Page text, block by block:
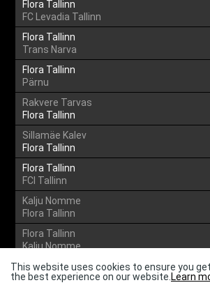
Flora Tallinn
FC Levadia Tallinn
Flora Tallinn
Trans Narva
Flora Tallinn
Pärnu
Rakvere Tarvas
Flora Tallinn
Sillamäe Kalev
Flora Tallinn
Flora Tallinn
FCI Tallinn
Kalju Nomme
Flora Tallinn
Flora Tallinn
Kalju Nomme
Flora Tallinn
FCI Tallinn
This website uses cookies to ensure you get
the best experience on our website. Learn